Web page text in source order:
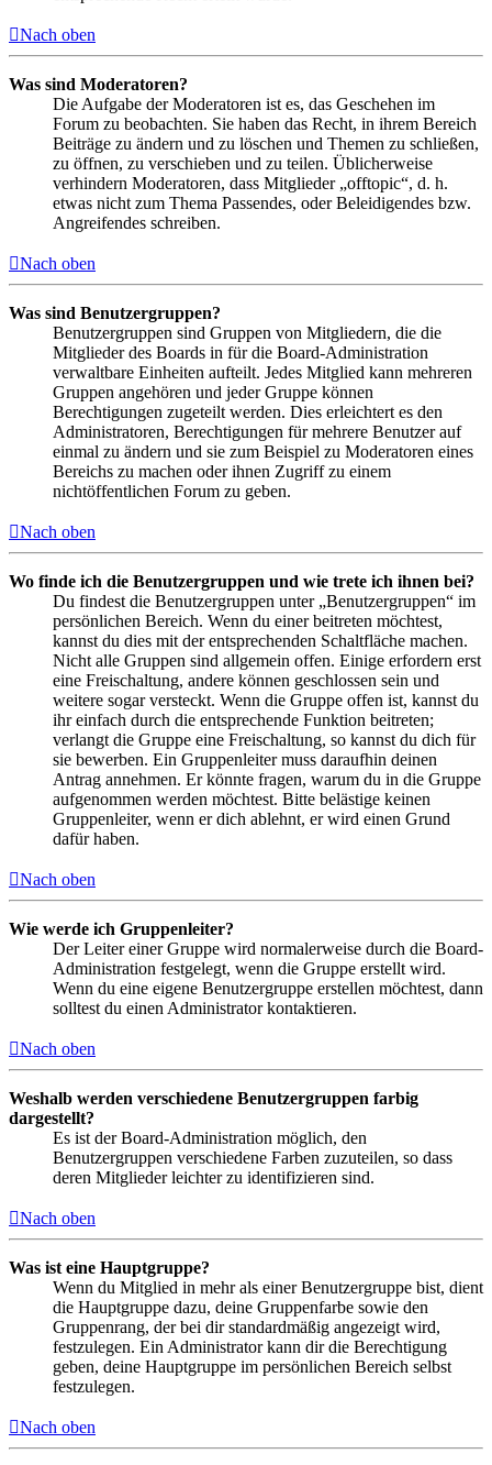
Nach oben
Was sind Moderatoren?
Die Aufgabe der Moderatoren ist es, das Geschehen im
Forum zu beobachten. Sie haben das Recht, in ihrem Bereich
Beiträge zu ändern und zu löschen und Themen zu schließen,
zu öffnen, zu verschieben und zu teilen. Üblicherweise
verhindern Moderatoren, dass Mitglieder „offtopic“, d. h.
etwas nicht zum Thema Passendes, oder Beleidigendes bzw.
Angreifendes schreiben.
Nach oben
Was sind Benutzergruppen?
Benutzergruppen sind Gruppen von Mitgliedern, die die
Mitglieder des Boards in für die Board-Administration
verwaltbare Einheiten aufteilt. Jedes Mitglied kann mehreren
Gruppen angehören und jeder Gruppe können
Berechtigungen zugeteilt werden. Dies erleichtert es den
Administratoren, Berechtigungen für mehrere Benutzer auf
einmal zu ändern und sie zum Beispiel zu Moderatoren eines
Bereichs zu machen oder ihnen Zugriff zu einem
nichtöffentlichen Forum zu geben.
Nach oben
Wo finde ich die Benutzergruppen und wie trete ich ihnen bei?
Du findest die Benutzergruppen unter „Benutzergruppen“ im
persönlichen Bereich. Wenn du einer beitreten möchtest,
kannst du dies mit der entsprechenden Schaltfläche machen.
Nicht alle Gruppen sind allgemein offen. Einige erfordern erst
eine Freischaltung, andere können geschlossen sein und
weitere sogar versteckt. Wenn die Gruppe offen ist, kannst du
ihr einfach durch die entsprechende Funktion beitreten;
verlangt die Gruppe eine Freischaltung, so kannst du dich für
sie bewerben. Ein Gruppenleiter muss daraufhin deinen
Antrag annehmen. Er könnte fragen, warum du in die Gruppe
aufgenommen werden möchtest. Bitte belästige keinen
Gruppenleiter, wenn er dich ablehnt, er wird einen Grund
dafür haben.
Nach oben
Wie werde ich Gruppenleiter?
Der Leiter einer Gruppe wird normalerweise durch die Board-
Administration festgelegt, wenn die Gruppe erstellt wird.
Wenn du eine eigene Benutzergruppe erstellen möchtest, dann
solltest du einen Administrator kontaktieren.
Nach oben
Weshalb werden verschiedene Benutzergruppen farbig
dargestellt?
Es ist der Board-Administration möglich, den
Benutzergruppen verschiedene Farben zuzuteilen, so dass
deren Mitglieder leichter zu identifizieren sind.
Nach oben
Was ist eine Hauptgruppe?
Wenn du Mitglied in mehr als einer Benutzergruppe bist, dient
die Hauptgruppe dazu, deine Gruppenfarbe sowie den
Gruppenrang, der bei dir standardmäßig angezeigt wird,
festzulegen. Ein Administrator kann dir die Berechtigung
geben, deine Hauptgruppe im persönlichen Bereich selbst
festzulegen.
Nach oben